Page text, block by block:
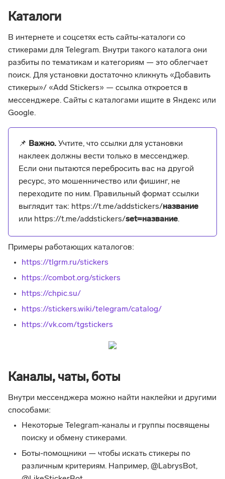
Каталоги
В интернете и соцсетях есть сайты-каталоги со
стикерами для Telegram. Внутри такого каталога они
разбиты по тематикам и категориям — это облегчает
поиск. Для установки достаточно кликнуть «Добавить
стикеры»/ «Add Stickers» — ссылка откроется в
мессенджере. Сайты с каталогами ищите в Яндекс или
Google.
📌 Важно. Учтите, что ссылки для установки
наклеек должны вести только в мессенджер.
Если они пытаются перебросить вас на другой
ресурс, это мошенничество или фишинг, не
переходите по ним. Правильный формат ссылки
выглядит так: https://t.me/addstickers/название
или https://t.me/addstickers/set=название.
Примеры работающих каталогов:
https://tlgrm.ru/stickers
https://combot.org/stickers
https://chpic.su/
https://stickers.wiki/telegram/catalog/
https://vk.com/tgstickers
Каналы, чаты, боты
Внутри мессенджера можно найти наклейки и другими
способами:
Некоторые Telegram-каналы и группы посвящены
поиску и обмену стикерами.
Боты-помощники — чтобы искать стикеры по
различным критериям. Например, @LabrysBot,